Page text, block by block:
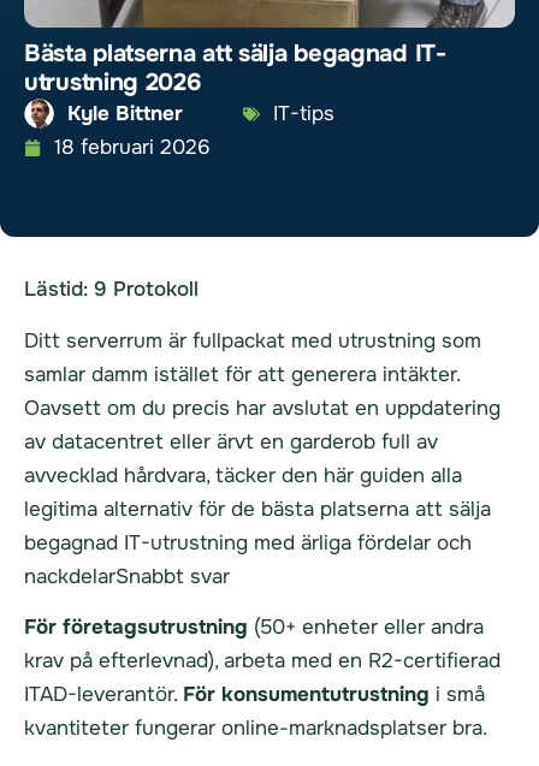
Bästa platserna att sälja begagnad IT-
utrustning 2026
Kyle Bittner
IT-tips
18 februari 2026
Lästid: 9 Protokoll
Ditt serverrum är fullpackat med utrustning som
samlar damm istället för att generera intäkter.
Oavsett om du precis har avslutat en uppdatering
av datacentret eller ärvt en garderob full av
avvecklad hårdvara, täcker den här guiden alla
legitima alternativ för de bästa platserna att sälja
begagnad IT-utrustning med ärliga fördelar och
nackdelarSnabbt svar
För företagsutrustning (50+ enheter eller andra
krav på efterlevnad), arbeta med en R2-certifierad
ITAD-leverantör. För konsumentutrustning i små
kvantiteter fungerar online-marknadsplatser bra.